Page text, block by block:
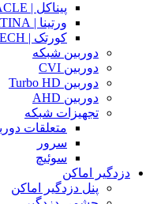
پیناکل | PINNACLE
ورتینا | VERTINA
کورتک | CORTECH
دوربین شبکه
دوربین CVI
دوربین Turbo HD
دوربین AHD
تجهیزات شبکه
متعلقات
سرور
سوئیچ
دزدگیر اماکن
پنل دزدگیر اماکن